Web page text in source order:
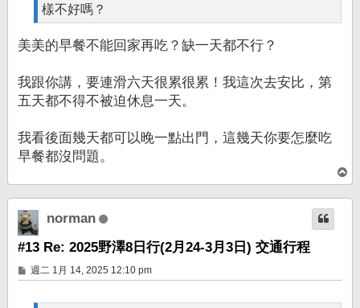
樣不好嗎？
美美的早餐不能回家再吃？缺一天都不行？
我跟你講，要連滑六天很累很累！我這次去安比，第
五天都不得不被迫休息一天。
我看後面幾天都可以晚一點出門，這幾天你要怎麼吃
早餐都沒問題。
頂
端
norman
#13 Re: 2025野澤8日行(2月24-3月3日) 交通行程
文
章
週二 1月 14, 2025 12:10 pm